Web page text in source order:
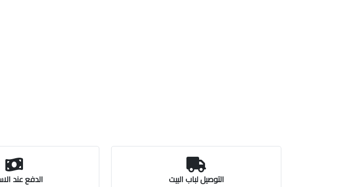
التوصيل لباب البيت الدفع عند